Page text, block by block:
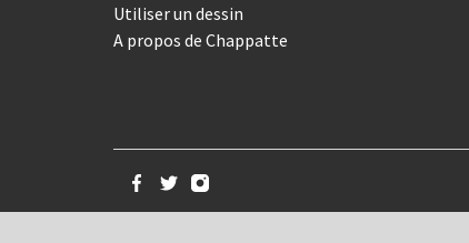
Utiliser un dessin
A propos de Chappatte